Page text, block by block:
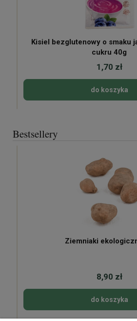
Kisiel bezglutenowy o smaku
cukru 40g
1,70 zł
do koszyka
Bestsellery
Ziemniaki
8,90 zł
do koszyka